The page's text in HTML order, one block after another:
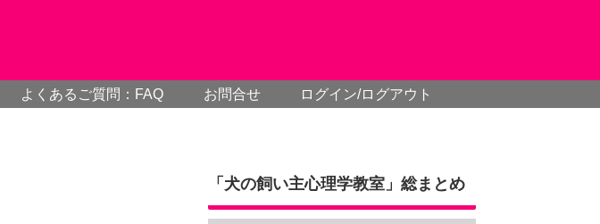
よくあるご質問：FAQ お問合せ ログイン/ログアウト
「犬の飼い主心理学教室」総まとめ